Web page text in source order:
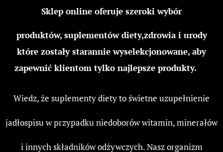
Sklep online oferuje szeroki wybór
produktów, suplementów diety,zdrowia i urody
które zostały starannie wyselekcjonowane, aby
zapewnić klientom tylko najlepsze produkty. 😁
Wiedz, że suplementy diety to świetne uzupełnienie
jadłospisu w przypadku niedoborów witamin, minerałów
i innych składników odżywczych. Nasz organizm